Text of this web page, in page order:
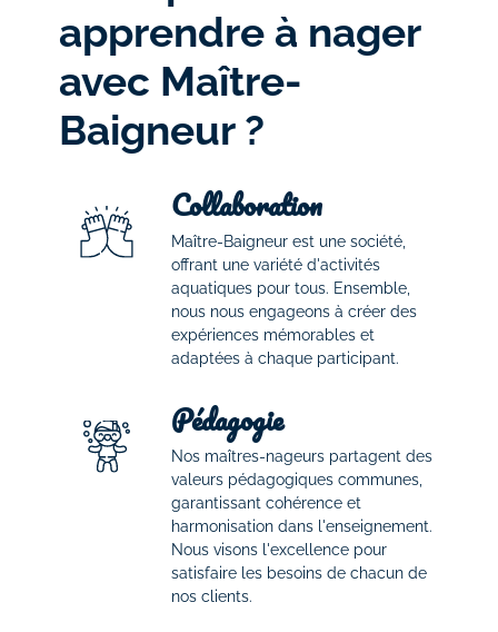
apprendre à nager
avec Maître-
Baigneur ?
Collaboration
Maître-Baigneur est une société,
offrant une variété d'activités
aquatiques pour tous. Ensemble,
nous nous engageons à créer des
expériences mémorables et
adaptées à chaque participant.
Pédagogie
Nos maîtres-nageurs partagent des
valeurs pédagogiques communes,
garantissant cohérence et
harmonisation dans l'enseignement.
Nous visons l'excellence pour
satisfaire les besoins de chacun de
nos clients.